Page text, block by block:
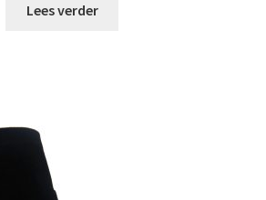
Lees verder